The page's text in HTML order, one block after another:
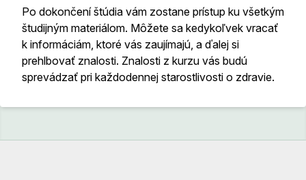
Po dokončení štúdia vám zostane prístup ku všetkým
študijným materiálom. Môžete sa kedykoľvek vracať
k informáciám, ktoré vás zaujímajú, a ďalej si
prehlbovať znalosti. Znalosti z kurzu vás budú
sprevádzať pri každodennej starostlivosti o zdravie.